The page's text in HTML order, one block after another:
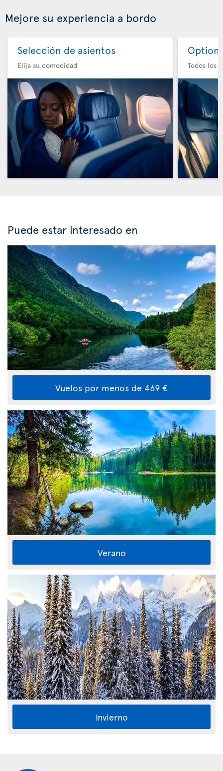
Mejore su experiencia a bordo
Selección de asientos
Elija su comodidad
Option
Todos los
Puede estar interesado en
Vuelos por menos de 469 €
Verano
Invierno